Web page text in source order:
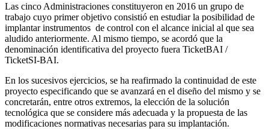
Las cinco Administraciones constituyeron en 2016 un grupo de
trabajo cuyo primer objetivo consistió en estudiar la posibilidad de
implantar instrumentos de control con el alcance inicial al que sea
aludido anteriormente. Al mismo tiempo, se acordó que la
denominación identificativa del proyecto fuera TicketBAI /
TicketSI-BAI.
En los sucesivos ejercicios, se ha reafirmado la continuidad de este
proyecto especificando que se avanzará en el diseño del mismo y se
concretarán, entre otros extremos, la elección de la solución
tecnológica que se considere más adecuada y la propuesta de las
modificaciones normativas necesarias para su implantación.